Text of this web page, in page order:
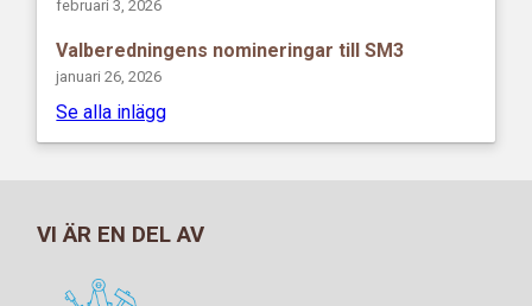
februari 3, 2026
Valberedningens nomineringar till SM3
januari 26, 2026
Se alla inlägg
VI ÄR EN DEL AV